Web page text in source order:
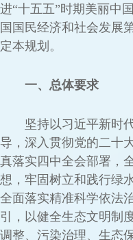
进“十五五”时期美丽中
国国民经济和社会发展
定本规划。
一、总体要求
坚持以习近平新时
导，深入贯彻党的二十
真落实四中全会部署，
想，牢固树立和践行绿
全面落实精准科学依法
引，以健全生态文明制
调整、污染治理、生态